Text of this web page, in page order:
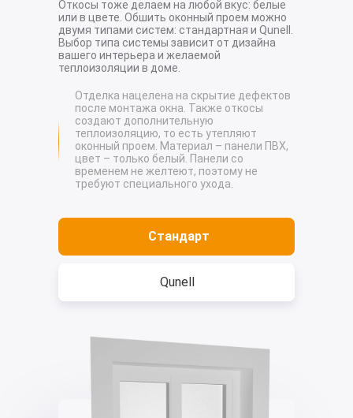
Отделка нацелена на скрытие дефектов
после монтажа окна. Также откосы
создают дополнительную
теплоизоляцию, то есть утепляют
оконный проем. Материал – панели ПВХ,
цвет – только белый. Панели со
временем не желтеют, поэтому не
требуют специального ухода.
Стандарт
Qunell
Откосы тоже делаем на любой вкус: белые
или в цвете. Обшить оконный проем можно
двумя типами систем: стандартная и Qunell.
Выбор типа системы зависит от дизайна
вашего интерьера и желаемой
теплоизоляции в доме.